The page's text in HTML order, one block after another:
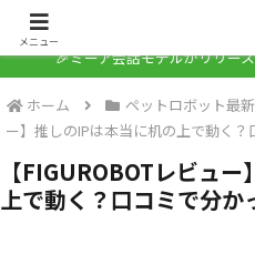
🎉ミーア会話モデルがリリー
ホーム ペットロボット最
ー】推しのIPは本当に机の上で動く
【FIGUROBOTレビュ
上で動く？口コミで分か
メニュー